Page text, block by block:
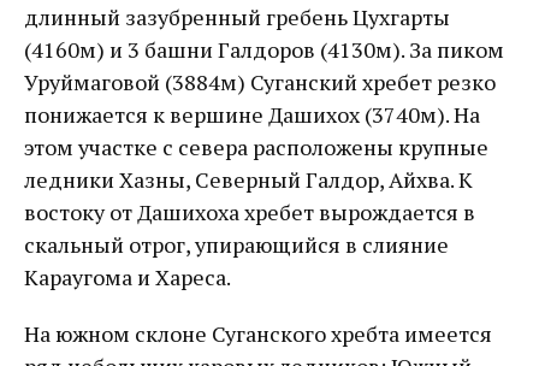
длинный зазубренный гребень Цухгарты
(4160м) и 3 башни Галдоров (4130м). За пиком
Уруймаговой (3884м) Суганский хребет резко
понижается к вершине Дашихох (3740м). На
этом участке с севера расположены крупные
ледники Хазны, Северный Галдор, Айхва. К
востоку от Дашихоха хребет вырождается в
скальный отрог, упирающийся в слияние
Караугома и Хареса.
На южном склоне Суганского хребта имеется